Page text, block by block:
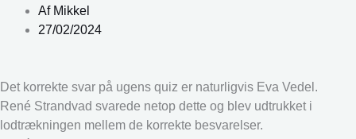
AfMikkel
27/02/2024
Det korrekte svar på ugens quiz er naturligvis Eva Vedel.
René Strandvad svarede netop dette og blev udtrukket i
lodtrækningen mellem de korrekte besvarelser.